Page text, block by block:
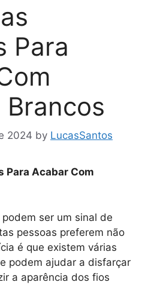
Para
2024 by LucasSantos
Para Acabar Com
ser um sinal de
pessoas preferem não
é que existem várias
podem ajudar a disfarçar
a aparência dos fios